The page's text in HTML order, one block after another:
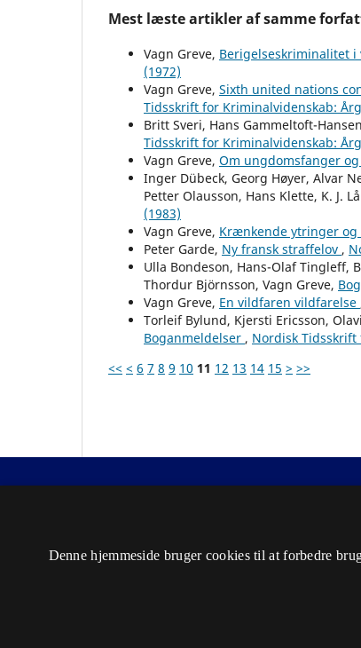
Mest læste artikler af samme
Vagn Greve, Berigelseskriminalitet
(1972)
Vagn Greve, Sixth united nations
Tidsskrift for Kriminalvidenskab:
Britt Sveri, Hans Gammeltoft-
Tidsskrift for Kriminalvidenskab:
Vagn Greve, Om ungdomsfanger
Inger Dübeck, Georg Høyer, Alvar
Petter Olausson, Hans Klette, K. J.
(1983)
Vagn Greve, Krænkende ytringer
Peter Garde, Ny fransk straffelov ,
Ulla Bondeson, Hans-Olaf Tingleff,
Thordur Björnsson, Vagn Greve,
Vagn Greve, En vildfaren vildfarelse
Torleif Bylund, Kjersti Ericsson,
Boganmeldelser , Nordisk Tidsskrift
<< < 6 7 8 9 10 11 12 13 14 15 > >>
Nordisk Tidsskrift for
ISSN 2446-3051 (Online)
Denne hjemmeside bruger cookies til at forbedre